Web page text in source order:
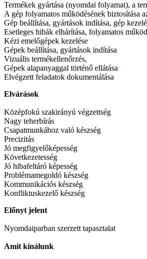
Termékek gyártása (nyomdai folyamat), a
A gép folyamatos működésének biztosítása
Gép beállítása, gyártások indítása, gép
Esetleges hibák elhárítása, folyamatos
Kézi emelőgépek kezelése
Gépek beállítása, gyártások indítása
Vizuális termékellenőrzés,
Gépek alapanyaggal történő ellátása
Elvégzett feladatok dokumentálása
Elvárások
Középfokú szakirányú végzettség
Nagy teherbírás
Csapatmunkához való készség
Precizitás
Jó megfigyelőképesség
Következetesség
Jó hibafeltáró képesség
Problémamegoldó készség
Kommunikációs készség
Konfliktuskezelő készség
Előnyt jelent
Nyomdaiparban szerzett tapasztalat
Amit kínálunk